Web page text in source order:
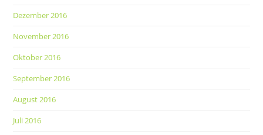
Dezember 2016
November 2016
Oktober 2016
September 2016
August 2016
Juli 2016